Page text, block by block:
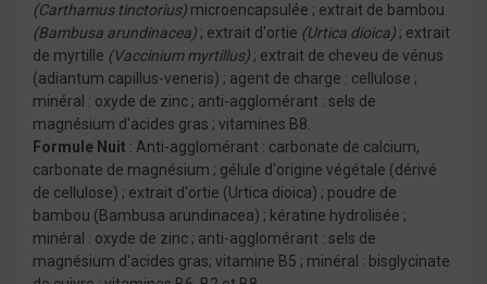
(Carthamus tinctorius) microencapsulée ; extrait de bambou
(Bambusa arundinacea) ; extrait d'ortie (Urtica dioica) ; extrait
de myrtille (Vaccinium myrtillus) ; extrait de cheveu de vénus
(adiantum capillus-veneris) ; agent de charge : cellulose ;
minéral : oxyde de zinc ; anti-agglomérant : sels de
magnésium d'acides gras ; vitamines B8.
Formule Nuit : Anti-agglomérant : carbonate de calcium,
carbonate de magnésium ; gélule d'origine végétale (dérivé
de cellulose) ; extrait d'ortie (Urtica dioica) ; poudre de
bambou (Bambusa arundinacea) ; kératine hydrolisée ;
minéral : oxyde de zinc ; anti-agglomérant : sels de
magnésium d'acides gras; vitamine B5 ; minéral : bisglycinate